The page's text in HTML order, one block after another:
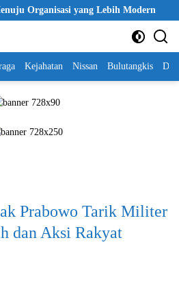
yang Lebih Modern
Kejahatan Nissan Bulutangkis
Prabowo Tarik Militer
dan Aksi Rakyat